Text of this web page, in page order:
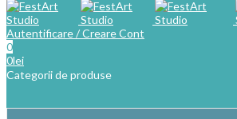
Autentificare / Creare Cont
0
0lei
Categorii de produse